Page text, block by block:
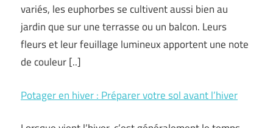
variés, les euphorbes se cultivent aussi bien au
jardin que sur une terrasse ou un balcon. Leurs
fleurs et leur feuillage lumineux apportent une note
de couleur [..]
Potager en hiver : Préparer votre sol avant l’hiver